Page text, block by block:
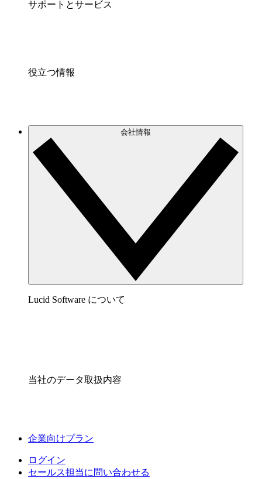
サポートとサービス
役立つ情報
会社情報
Lucid Software について
当社のデータ取扱内容
企業向けプラン
ログイン
セールス担当に問い合わせる